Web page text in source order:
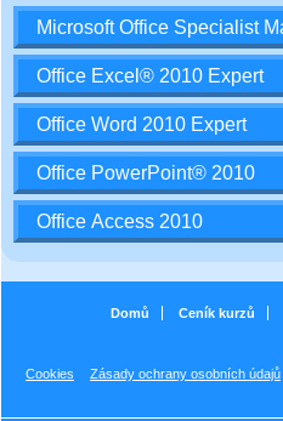
Domů Ceník kurzů
Cookies Zásady ochrany osobních údajů